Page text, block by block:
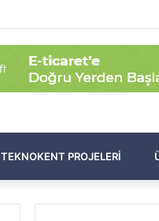
TEKNOKENT PROJELERI